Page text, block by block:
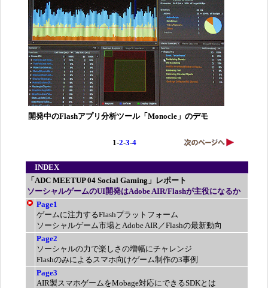
開発中のFlashアプリ分析ツール「Monocle」のデモ
1-2-3-4
INDEX
「ADC MEETUP 04 Social Gaming」レポート
ソーシャルゲームのUI開発はAdobe AIR/Flashが主役になるか
Page1
ゲームに注力するFlashプラットフォーム
ソーシャルゲーム市場とAdobe AIR／Flashの最新動向
Page2
ソーシャルの力で楽しさの増幅にチャレンジ
Flashのみによるスマホ向けゲーム制作の3事例
Page3
AIR製スマホゲームをMobage対応にできるSDKとは